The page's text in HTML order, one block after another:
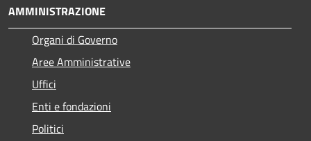
AMMINISTRAZIONE
Organi di Governo
Aree Amministrative
Uffici
Enti e fondazioni
Politici